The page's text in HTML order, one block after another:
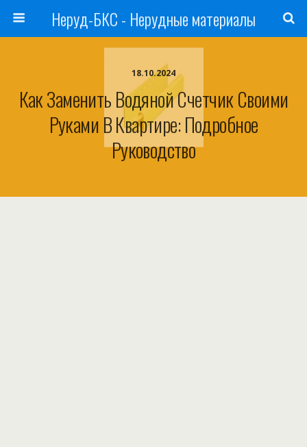
Неруд-БКС - Нерудные материалы
18.10.2024
Как Заменить Водяной Счетчик Своими
Руками В Квартире: Подробное
Руководство